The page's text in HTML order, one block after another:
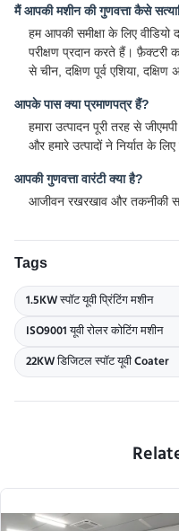
मैं आपकी मशीन की गुणवत्ता कैसे
हम आपकी समीक्षा के लिए
परीक्षण प्रदान करते हैं। फ़ैक्टरी
से चीन, दक्षिण पूर्व एशिया,
आपके पास क्या प्रमाणपत्र हैं?
हमारा उत्पादन पूरी तरह से
और हमारे उत्पादों ने निर्यात के
आपकी गुणवत्ता वारंटी क्या है?
आजीवन रखरखाव और तकनीकी
Tags
1.5KW स्पॉट यूवी प्रिंटिंग मशीन
ISO9001 यूवी रोलर कोटिंग मशीन
22KW डिजिटल स्पॉट यूवी Coater